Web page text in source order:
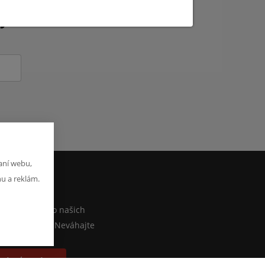
povedať o našich
e-shope? Neváhajte
správu
webu,
a reklám.